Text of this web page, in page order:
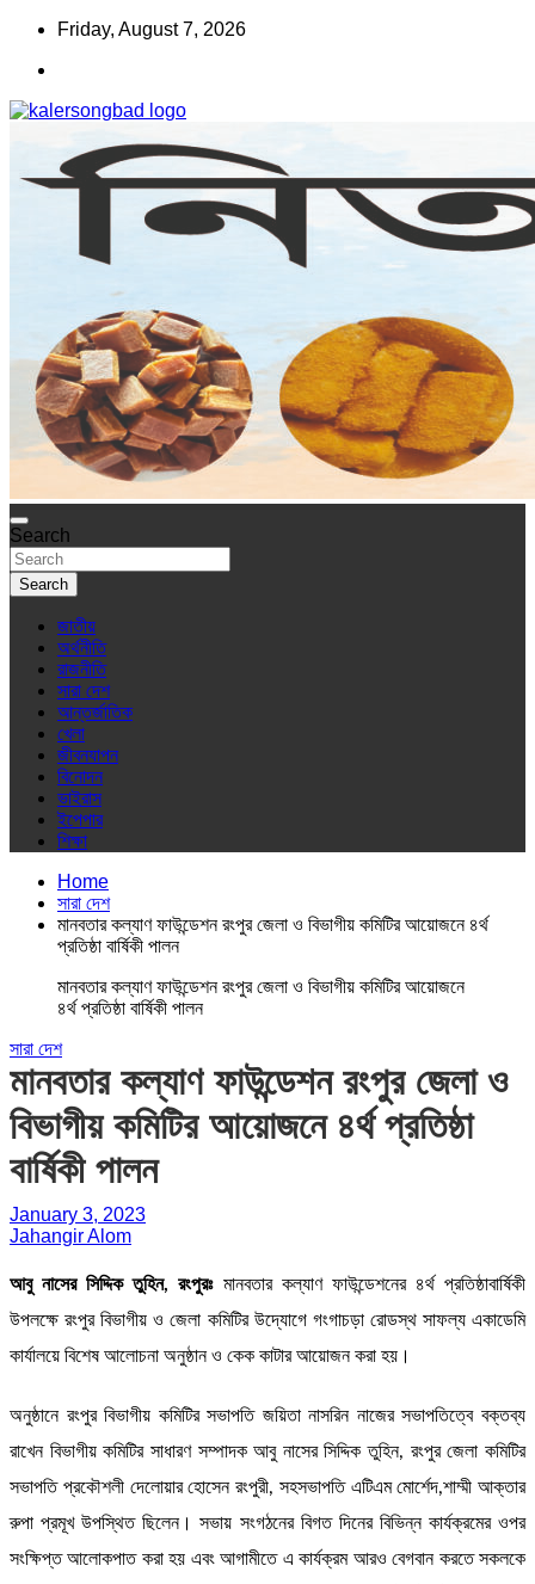
Skip
content
Friday, August 7, 2026
কালের সংবাদ
www.kalersongbad.com
Search
Search
জাতীয়
অর্থনীতি
রাজনীতি
সারা দেশ
আন্তর্জাতিক
খেলা
জীবনযাপন
বিনোদন
ভাইরাস
ইপেপার
শিক্ষা
Home
সারা দেশ
মানবতার কল্যাণ ফাউন্ডেশন রংপুর জেলা ও বিভাগীয় কমিটির আয়োজনে ৪র্থ
প্রতিষ্ঠা বার্ষিকী পালন
মানবতার কল্যাণ ফাউন্ডেশন রংপুর জেলা ও বিভাগীয় কমিটির আয়োজনে
৪র্থ প্রতিষ্ঠা বার্ষিকী পালন
সারা দেশ
মানবতার কল্যাণ ফাউন্ডেশন রংপুর জেলা ও
বিভাগীয় কমিটির আয়োজনে ৪র্থ প্রতিষ্ঠা
বার্ষিকী পালন
January 3, 2023
Jahangir Alom
আবু নাসের সিদ্দিক তুহিন, রংপুরঃমানবতার কল্যাণ ফাউন্ডেশনের ৪র্থ প্রতিষ্ঠাবার্ষিকী
উপলক্ষে রংপুর বিভাগীয় ও জেলা কমিটির উদ্যোগে গংগাচড়া রোডস্থ সাফল্য একাডেমি
কার্যালয়ে বিশেষ আলোচনা অনুষ্ঠান ও কেক কাটার আয়োজন করা হয়।
অনুষ্ঠানে রংপুর বিভাগীয় কমিটির সভাপতি জয়িতা নাসরিন নাজের সভাপতিত্বে বক্তব্য
রাখেন বিভাগীয় কমিটির সাধারণ সম্পাদক আবু নাসের সিদ্দিক তুহিন, রংপুর জেলা কমিটির
সভাপতি প্রকৌশলী দেলোয়ার হোসেন রংপুরী, সহসভাপতি এটিএম মোর্শেদ,শাম্মী আক্তার
রুপা প্রমূখ উপস্থিত ছিলেন। সভায় সংগঠনের বিগত দিনের বিভিন্ন কার্যক্রমের ওপর
সংক্ষিপ্ত আলোকপাত করা হয় এবং আগামীতে এ কার্যক্রম আরও বেগবান করতে সকলকে